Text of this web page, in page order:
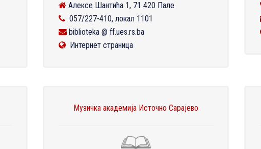
Алексе Шантића 1, 71 420 Пале
057/227-410, локал 1101
biblioteka @ ff.ues.rs.ba
Интернет страница
Музичка академија Источно Сарајево